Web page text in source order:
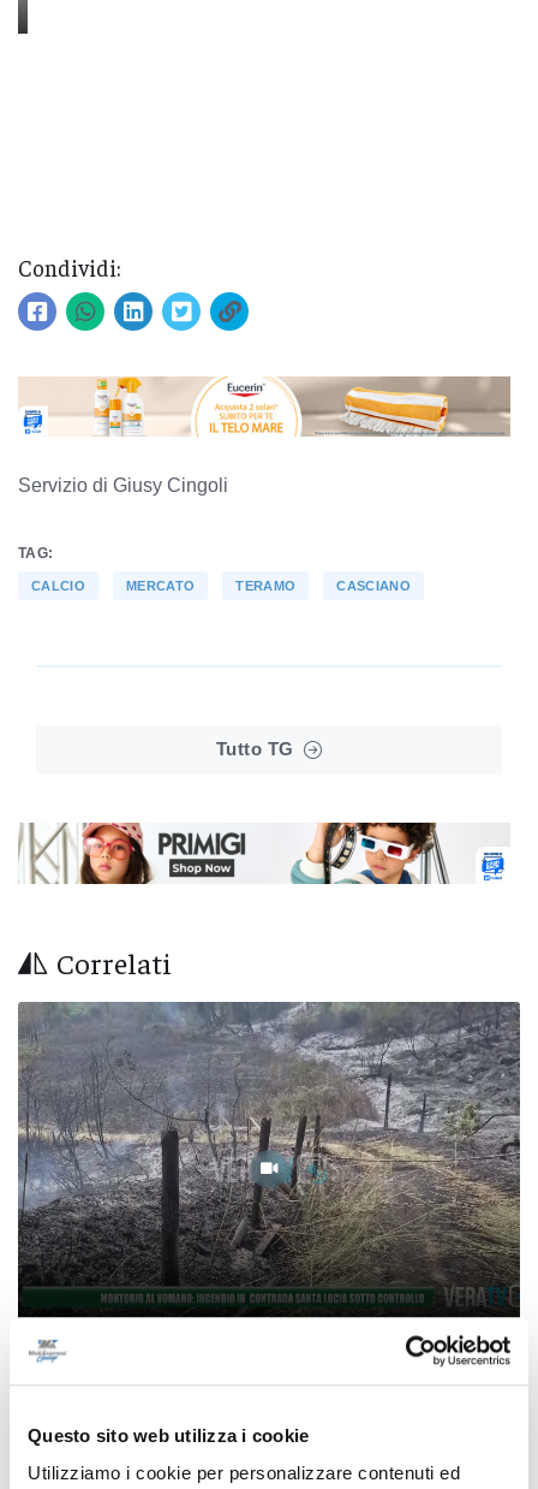
Questo sito web utilizza i cookie
Utilizziamo i cookie per personalizzare contenuti ed
Condividi:
Servizio di Giusy Cingoli
TAG:
CALCIO MERCATO TERAMO CASCIANO
Tutto TG
Correlati
Montorio al Vomano: incendio in contrada
07/08/2026